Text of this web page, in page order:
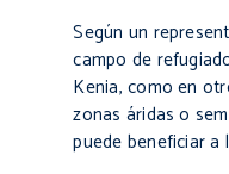
Según un
campo de
Kenia, como en
zonas áridas o
puede beneficiar